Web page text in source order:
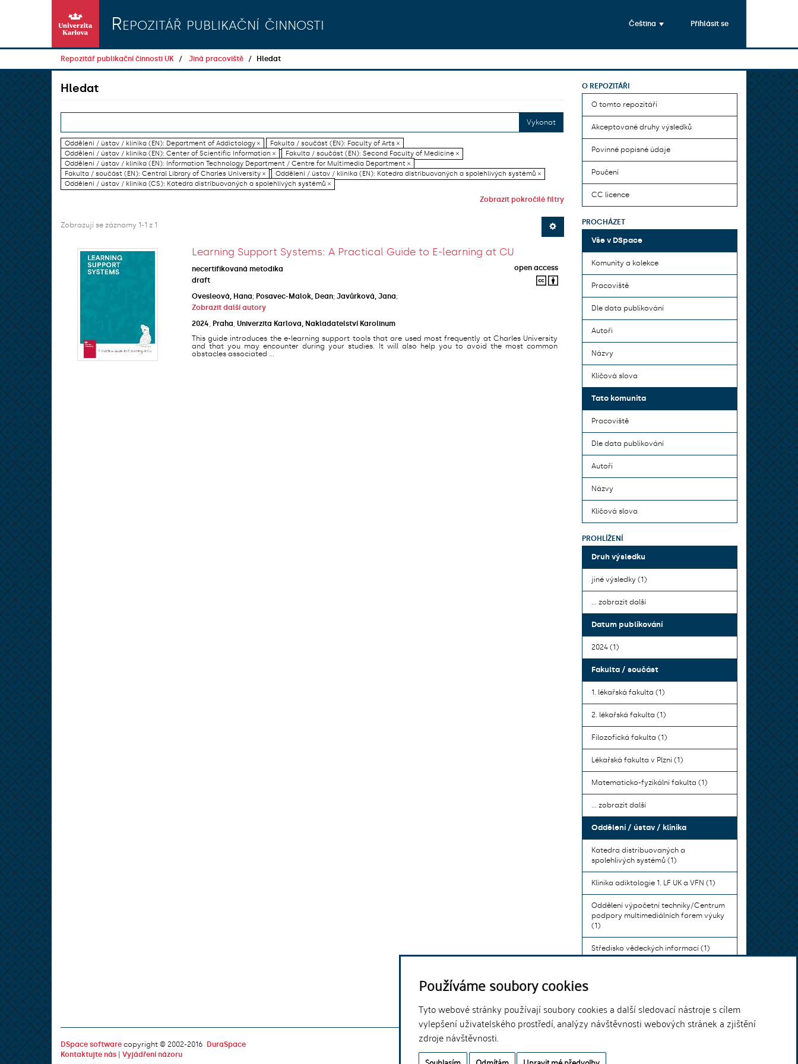
Používáme soubory cookies
Tyto webové stránky používají soubory cookies a další sledovací nástroje s cílem
vylepšení uživatelského prostředí, analýzy návštěvnosti webových stránek a zjištění
zdroje návštěvnosti.
Repozitář publikační činnosti Čeština Přihlásit se
Repozitář publikační činnosti UK Jiná pracoviště Hledat
Hledat
Vykonat
Oddělení / ústav / klinika (EN): Department of Addictology ×
Fakulta / součást (EN): Faculty of Arts ×
Oddělení / ústav / klinika (EN): Center of Scientific Information ×
Fakulta / součást (EN): Second Faculty of Medicine ×
Oddělení / ústav / klinika (EN): Information Technology Department / Centre for Multimedia Department ×
Fakulta / součást (EN): Central Library of Charles University ×
Oddělení / ústav / klinika (EN): Katedra distribuovaných a spolehlivých systémů ×
Oddělení / ústav / klinika (CS): Katedra distribuovaných a spolehlivých systémů ×
Zobrazit pokročilé filtry
Zobrazují se záznamy 1-1 z 1
Learning Support Systems: A Practical Guide to E-learning at CU
necertifikovaná metodika
open access
draft
Ovesleová, Hana; Posavec-Malok, Dean; Javůrková, Jana;
Zobrazit další autory
2024
Praha Univerzita Karlova, Nakladatelství Karolinum
This guide introduces the e-learning support tools that are used most frequently at Charles University
and that you may encounter during your studies. It will also help you to avoid the most common
obstacles associated ...
O REPOZITÁŘI
O tomto repozitáři
Akceptované druhy výsledků
Povinné popisné údaje
Poučení
CC licence
PROCHÁZET
Vše v DSpace
Komunity a kolekce
Pracoviště
Dle data publikování
Autoři
Názvy
Klíčová slova
Tato komunita
Pracoviště
Dle data publikování
Autoři
Názvy
Klíčová slova
PROHLÍŽENÍ
Druh výsledku
jiné výsledky (1)
... zobrazit další
Datum publikování
2024 (1)
Fakulta / součást
1. lékařská fakulta (1)
2. lékařská fakulta (1)
Filozofická fakulta (1)
Lékařská fakulta v Plzni (1)
Matematicko-fyzikální fakulta (1)
... zobrazit další
Oddělení / ústav / klinika
Katedra distribuovaných a
spolehlivých systémů (1)
Klinika adiktologie 1. LF UK a VFN (1)
Oddělení výpočetní techniky/Centrum
podpory multimediálních forem výuky
(1)
Středisko vědeckých informací (1)
DSpace software copyright © 2002-2016
DuraSpace
Kontaktujte nás
Vyjádření názoru